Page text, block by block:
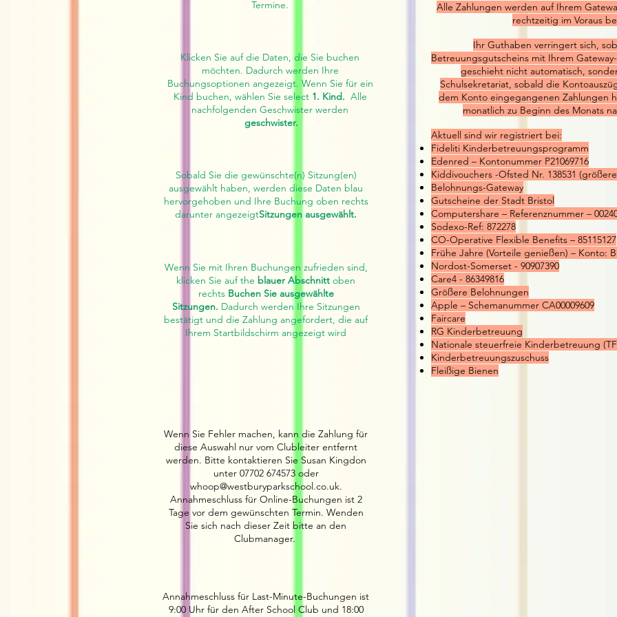
Termine.
Klicken Sie auf die Daten, die Sie buchen
möchten. Dadurch werden Ihre
Buchungsoptionen angezeigt. Wenn Sie für ein
Kind buchen, wählen Sie select 1. Kind. Alle
nachfolgenden Geschwister werden
geschwister.
Sobald Sie die gewünschte(n) Sitzung(en)
ausgewählt haben, werden diese Daten blau
hervorgehoben und Ihre Buchung oben rechts
darunter angezeigtSitzungen ausgewählt.
Wenn Sie mit Ihren Buchungen zufrieden sind,
klicken Sie auf the blauer Abschnitt oben
rechts Buchen Sie ausgewählte
Sitzungen. Dadurch werden Ihre Sitzungen
bestätigt und die Zahlung angefordert, die auf
Ihrem Startbildschirm angezeigt wird
Alle Zahlungen werden auf Ihrem
rechtzeitig im Voraus
Ihr Guthaben verringert sich,
Betreuungsgutscheins mit Ihrem
geschieht nicht automatisch,
Schulsekretariat, sobald die
dem Konto eingegangenen Zahlungen
monatlich zu Beginn des Monats
Aktuell sind wir registriert bei:
Fideliti Kinderbetreuungsprogramm
Edenred – Kontonummer P21069716
Kiddivouchers -Ofsted Nr. 138531
Belohnungs-Gateway
Gutscheine der Stadt Bristol
Computershare – Referenznummer –
Sodexo-Ref: 872278
CO-Operative Flexible Benefits – 85115127
Frühe Jahre (Vorteile genießen) – Konto:
Nordost-Somerset - 90907390
Care4 - 86349816
Größere Belohnungen
Apple – Schemanummer CA00009609
Faircare
RG Kinderbetreuung
Nationale steuerfreie Kinderbetreuung
Kinderbetreuungszuschuss
Fleißige Bienen
Wenn Sie Fehler machen, kann die Zahlung für
diese Auswahl nur vom Clubleiter entfernt
werden. Bitte kontaktieren Sie Susan Kingdon
unter 07702 674573 oder
whoop@westburyparkschool.co.uk.
Annahmeschluss für Online-Buchungen ist 2
Tage vor dem gewünschten Termin. Wenden
Sie sich nach dieser Zeit bitte an den
Clubmanager.
Annahmeschluss für Last-Minute-Buchungen ist
9:00 Uhr für den After School Club und 18:00